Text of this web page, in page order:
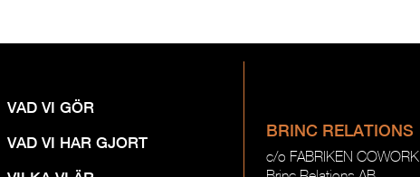
VAD VI GÖR
VAD VI HAR GJORT
BRINC RELATIONS
c/o FABRIKEN COWORK